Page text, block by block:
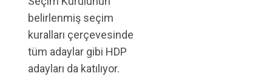
belirlenmiş seçim
kuralları çerçevesinde
tüm adaylar gibi HDP
adayları da katılıyor.